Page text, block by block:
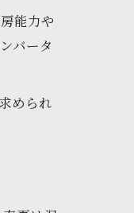
能力や
バータ
められ